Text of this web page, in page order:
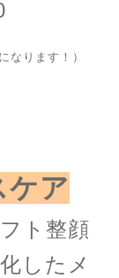
なります！）
ケア
ト整顔
したメ